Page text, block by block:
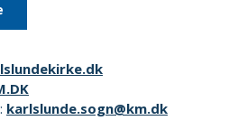
karlslunde.sogn@km.dk